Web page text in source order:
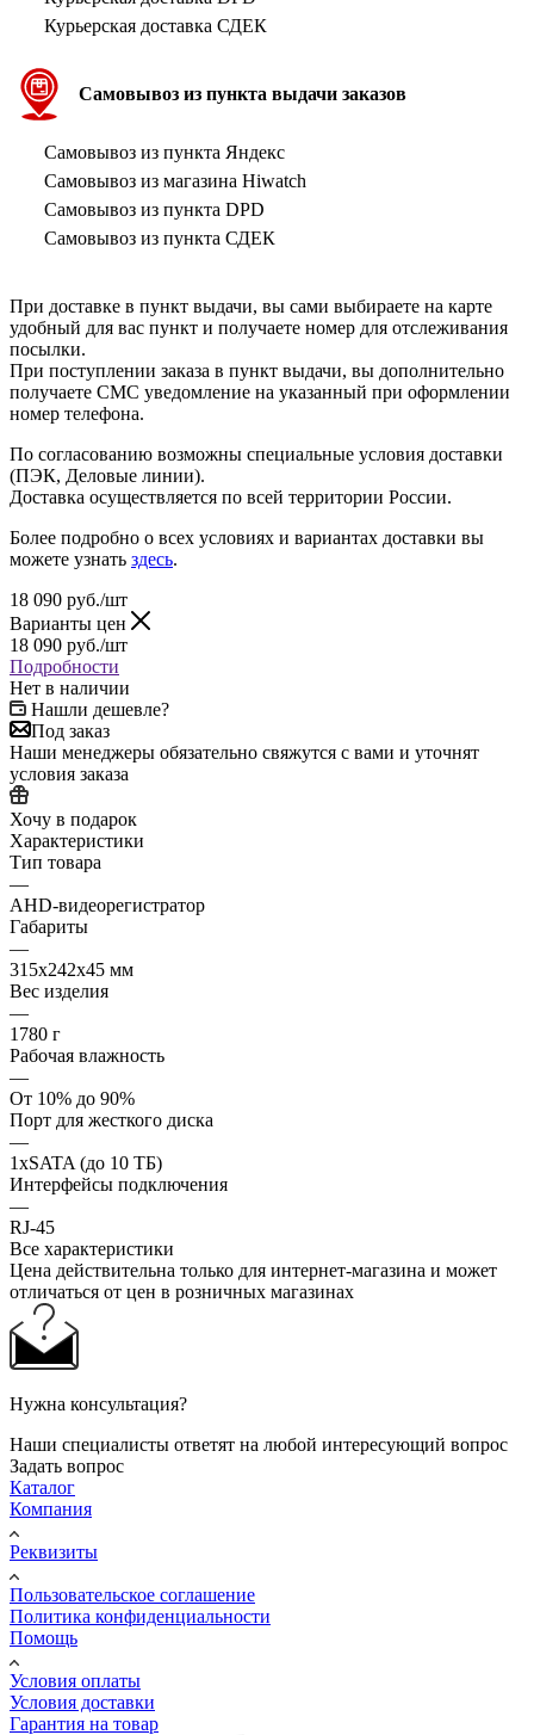
Курьерская доставка СДЕК
Самовывоз из пункта выдачи заказов
Самовывоз из пункта Яндекс
Самовывоз из магазина Hiwatch
Самовывоз из пункта DPD
Самовывоз из пункта СДЕК
При доставке в пункт выдачи, вы сами выбираете на карте
удобный для вас пункт и получаете номер для отслеживания
посылки.
При поступлении заказа в пункт выдачи, вы дополнительно
получаете СМС уведомление на указанный при оформлении
номер телефона.
По согласованию возможны специальные условия доставки
(ПЭК, Деловые линии).
Доставка осуществляется по всей территории России.
Более подробно о всех условиях и вариантах доставки вы
можете узнать здесь.
18 090 руб./шт
Варианты цен
18 090 руб./шт
Подробности
Нет в наличии
Нашли дешевле?
Под заказ
Наши менеджеры обязательно свяжутся с вами и уточнят
условия заказа
Хочу в подарок
Характеристики
Тип товара
—
AHD-видеорегистратор
Габариты
—
315x242x45 мм
Вес изделия
—
1780 г
Рабочая влажность
—
От 10% до 90%
Порт для жесткого диска
—
1xSATA (до 10 ТБ)
Интерфейсы подключения
—
RJ-45
Все характеристики
Цена действительна только для интернет-магазина и может
отличаться от цен в розничных магазинах
Нужна консультация?
Наши специалисты ответят на любой интересующий вопрос
Задать вопрос
Каталог
Компания
Реквизиты
Пользовательское соглашение
Политика конфиденциальности
Помощь
Условия оплаты
Условия доставки
Гарантия на товар